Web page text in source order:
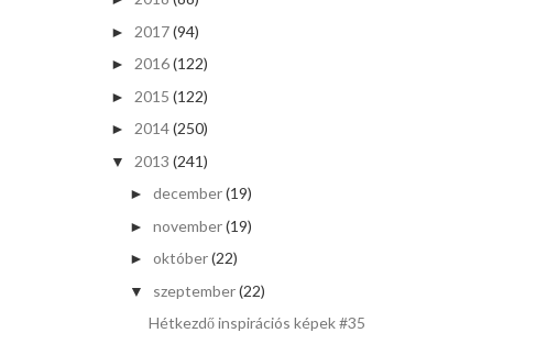
► 2017(94)
► 2016(122)
► 2015 (122)
► 2014(250)
▼ 2013 (241)
► december(19)
► november(19)
► október(22)
▼ szeptember(22)
Hétkezdő inspirációs képek #35